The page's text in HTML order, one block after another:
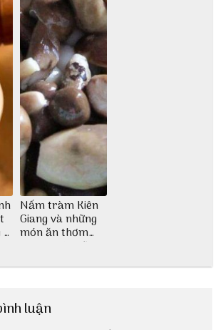
Nấm tràm Kiên
Giang và những
món ăn thơm
ngon khó cưỡng
luận